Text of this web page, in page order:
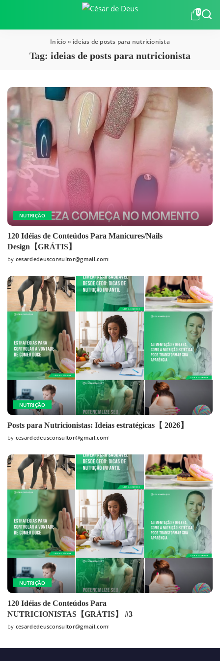
0
Início » ideias de posts para nutricionista
Tag: ideias de posts para nutricionista
NUTRIÇÃO
120 Idéias de Conteúdos Para Manicures/Nails
Design【GRÁTIS】
by cesardedeusconsultor@gmail.com
NUTRIÇÃO
Posts para Nutricionistas: Ideias estratégicas【 2026】
by cesardedeusconsultor@gmail.com
NUTRIÇÃO
120 Idéias de Conteúdos Para
NUTRICIONISTAS【GRÁTIS】 #3
by cesardedeusconsultor@gmail.com